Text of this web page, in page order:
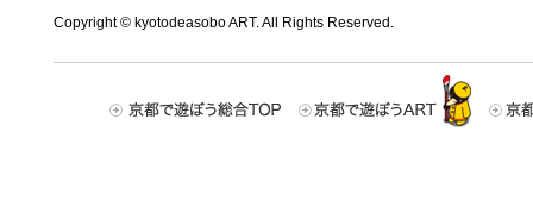
Copyright © kyotodeasobo ART. All Rights Reserved.